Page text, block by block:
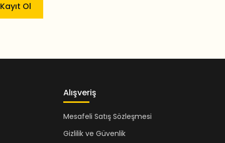
Kayıt Ol
Alışveriş
Mesafeli Satış Sözleşmesi
Gizlilik ve Güvenlik